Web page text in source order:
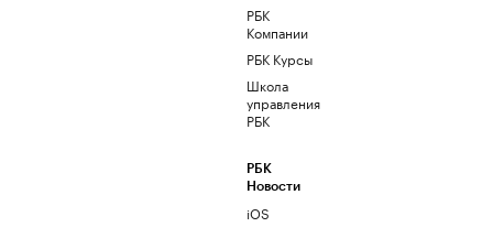
РБК
Компании
РБК Курсы
Школа
управления
РБК
РБК
Новости
iOS